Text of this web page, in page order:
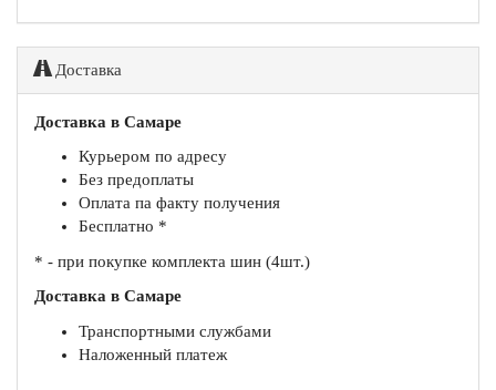
Доставка
Доставка в Самаре
Курьером по адресу
Без предоплаты
Оплата па факту получения
Бесплатно *
* - при покупке комплекта шин (4шт.)
Доставка в Самаре
Транспортными службами
Наложенный платеж